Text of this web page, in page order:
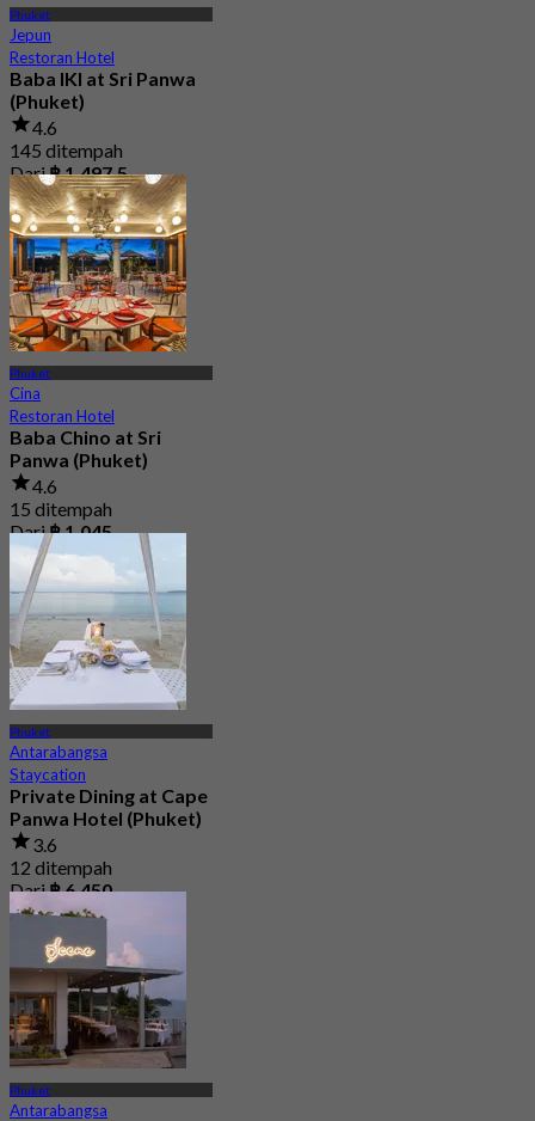
Phuket
Jepun
Restoran Hotel
Baba IKI at Sri Panwa
(Phuket)
4.6
145 ditempah
Dari฿ 1,497.5
Phuket
Cina
Restoran Hotel
Baba Chino at Sri
Panwa (Phuket)
4.6
15 ditempah
Dari฿ 1,045
Phuket
Antarabangsa
Staycation
Private Dining at Cape
Panwa Hotel (Phuket)
3.6
12 ditempah
Dari฿ 6,450
Phuket
Antarabangsa